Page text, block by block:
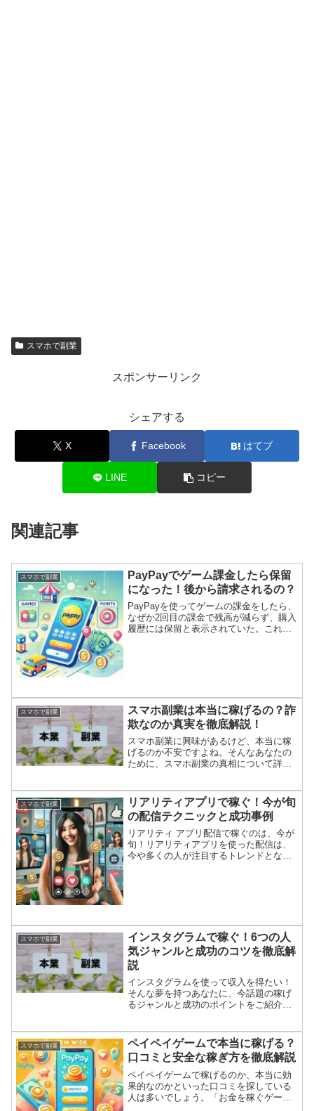
スマホで副業
スポンサーリンク
シェアする
X Facebook はてブ
LINE コピー
関連記事
スマホで副業
PayPayでゲーム課金したら保留
になった！後から請求されるの？
PayPayを使ってゲームの課金をしたら、
なぜか2回目の課金で残高が減らず、購入
履歴には保留と表示されていた。これは
スマホで副業
スマホ副業は本当に稼げるの？詐
欺なのか真実を徹底解説！
スマホ副業に興味があるけど、本当に稼
げるのか不安ですよね。そんなあなたの
ために、スマホ副業の真相について詳し
入を得る副業の総称アプリやサイトを利
用して作業を行う場所や時...
スマホで副業
リアリティアプリで稼ぐ！今が旬
の配信テクニックと成功事例
リアリティ アプリ配信で稼ぐのは、今が
旬！リアリティアプリを使った配信は、
今や多くの人が注目するトレンドとなっ
スマホで副業
インスタグラムで稼ぐ！6つの人
気ジャンルと成功のコツを徹底解
説
インスタグラムを使って収入を得たい！
そんな夢を持つあなたに、今話題の稼げ
るジャンルと成功のポイントをご紹介し
も？インスタグラムで稼ぐための6つの人
気ジャンルインスタグラム...
スマホで副業
ペイペイゲームで本当に稼げる？
口コミと安全な稼ぎ方を徹底解説
ペイペイゲームで稼げるのか、本当に効
果的なのかといった口コミを探している
人は多いでしょう。「お金を稼ぐゲーム